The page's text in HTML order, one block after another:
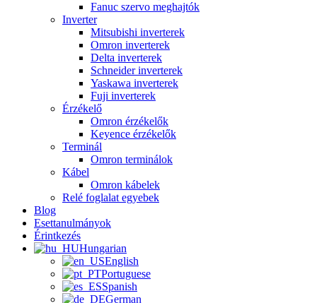
Fanuc szervo meghajtók
Inverter
Mitsubishi inverterek
Omron inverterek
Delta inverterek
Schneider inverterek
Yaskawa inverterek
Fuji inverterek
Érzékelő
Omron érzékelők
Keyence érzékelők
Terminál
Omron terminálok
Kábel
Omron kábelek
Relé foglalat egyebek
Blog
Esettanulmányok
Érintkezés
Hungarian
English
Portuguese
Spanish
German